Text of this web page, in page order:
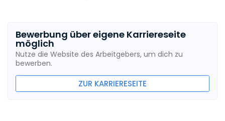
Bewerbung über eigene Karriereseite
möglich
Nutze die Website des Arbeitgebers, um dich zu
bewerben.
ZUR KARRIERESEITE